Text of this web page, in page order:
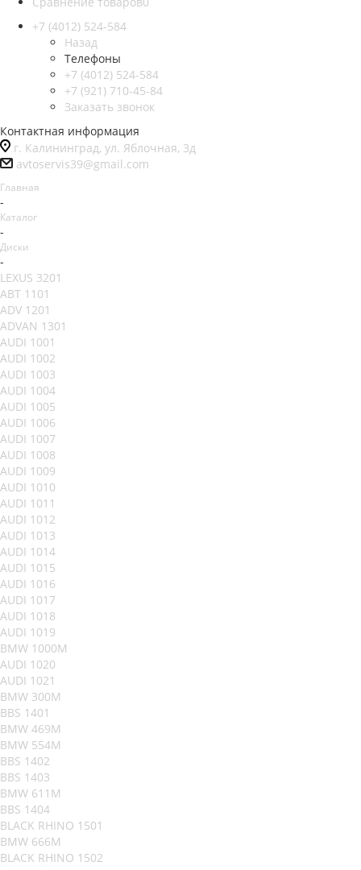
+7 (4012) 524-584
Назад
Телефоны
+7 (4012) 524-584
+7 (921) 710-45-84
Заказать звонок
Контактная информация
г. Калининград, ул. Яблочная, 3д
avtoservis39@gmail.com
Главная
-
Каталог
-
Диски
-
LEXUS 3201
ABT 1101
ADV 1201
ADVAN 1301
AUDI 1001
AUDI 1002
AUDI 1003
AUDI 1004
AUDI 1005
AUDI 1006
AUDI 1007
AUDI 1008
AUDI 1009
AUDI 1010
AUDI 1011
AUDI 1012
AUDI 1013
AUDI 1014
AUDI 1015
AUDI 1016
AUDI 1017
AUDI 1018
AUDI 1019
BMW 1000M
AUDI 1020
AUDI 1021
BMW 300M
BBS 1401
BMW 469M
BMW 554M
BBS 1402
BBS 1403
BMW 611M
BBS 1404
BLACK RHINO 1501
BMW 666M
BLACK RHINO 1502